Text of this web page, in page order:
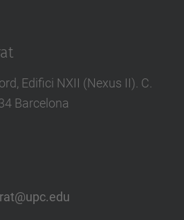
Edifici NXII (Nexus II). C.
Barcelona